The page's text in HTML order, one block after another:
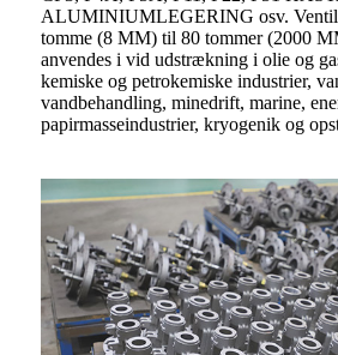
ALUMINIUMLEGERING osv.
tomme (8 MM) til 80 tommer (2000
anvendes i vid udstrækning i olie og
kemiske og petrokemiske industrier,
vandbehandling, minedrift, marine,
papirmasseindustrier, kryogenik og